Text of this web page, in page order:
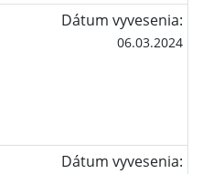
Dátum vyvesenia:
06.03.2024
Dátum vyvesenia: